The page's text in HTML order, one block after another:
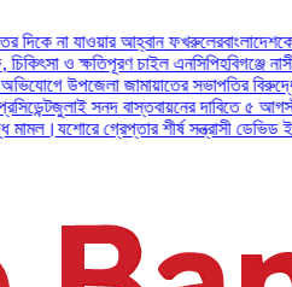
ফখরুলেরবাংলাদেশকে ধন্যবাদ জানিয়ে ঢাকা
এনসিপিহবিগঞ্জে নাসীরুদ্দীন পাটোয়ারী-
সভাপতির বিরুদ্ধেসেনা প্রধানের উদ্বোধনে
দাবিতে ৫ আগস্ট নয়াপল্টনে সমাবেশ করবে
সন্ত্রাসী ডেভিড ইমন, চট্টগ্রাম পুলিশের